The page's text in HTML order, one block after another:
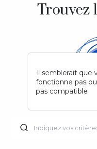
Trouvez
Il semblerait que
fonctionne pas
pas compatible